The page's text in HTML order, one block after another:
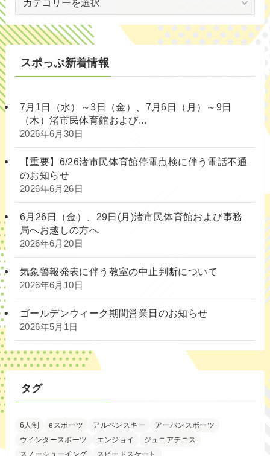
別
スポっぷ新着情報
7月1日（水）～3日（金）、7月6日（月）～9日
（木）渚市民体育館および...
2026年6月30日
【重要】6/26渚市民体育館停電点検に伴う電話不通
のお知らせ
2026年6月26日
6月26日（金）、29日(月)渚市民体育館および事務
局へお越しの方へ
2026年6月20日
気象警報発表に伴う教室の中止判断について
2026年6月10日
ゴールデンウィーク期間営業日のお知らせ
2026年5月1日
タグ
6人制 eスポーツ アルペンスキー
アーバンスポーツ
ウインタースポーツ
エンジョイ
ジュニアテニス